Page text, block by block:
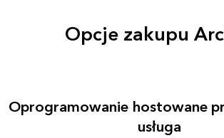
Opcje zakupu
Oprogramowanie hostowane
usługa